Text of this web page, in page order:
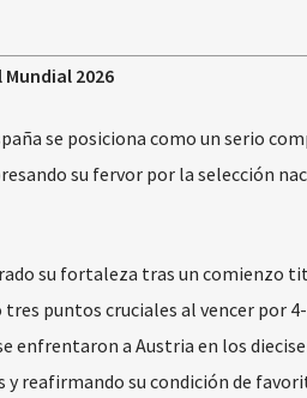
2026
se posiciona como un serio
su fervor por la selección
su fortaleza tras un comienzo
puntos cruciales al vencer por 4-
enfrentaron a Austria en los
reafirmando su condición de